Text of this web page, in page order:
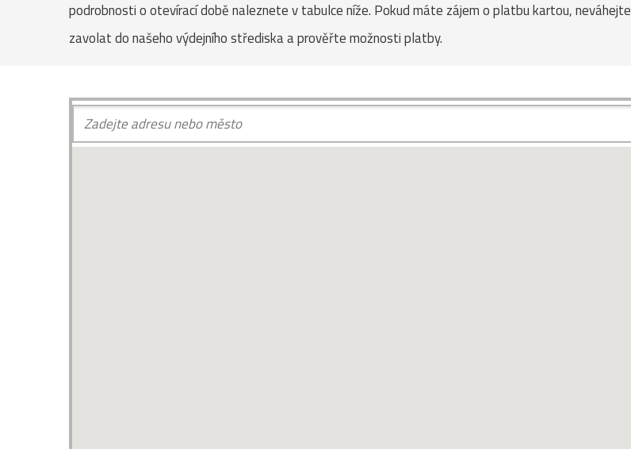
podrobnosti o otevírací době naleznete v tabulce níže. Pokud máte zájem o platbu kartou, neváhejte
zavolat do našeho výdejního střediska a prověřte možnosti platby.